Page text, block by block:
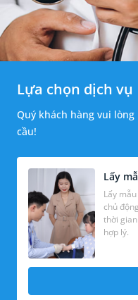
Lựa chọn dịch vụ
Quý khách hàng vui
cầu!
Lấy
Lấy
chủ
thời gian đi lại, chờ đợi kết
hợp lý.